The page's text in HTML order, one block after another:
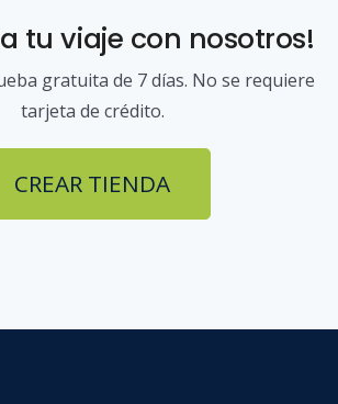
tu viaje con nosotros!
gratuita de 7 días. No se requiere
tarjeta de crédito.
CREAR TIENDA